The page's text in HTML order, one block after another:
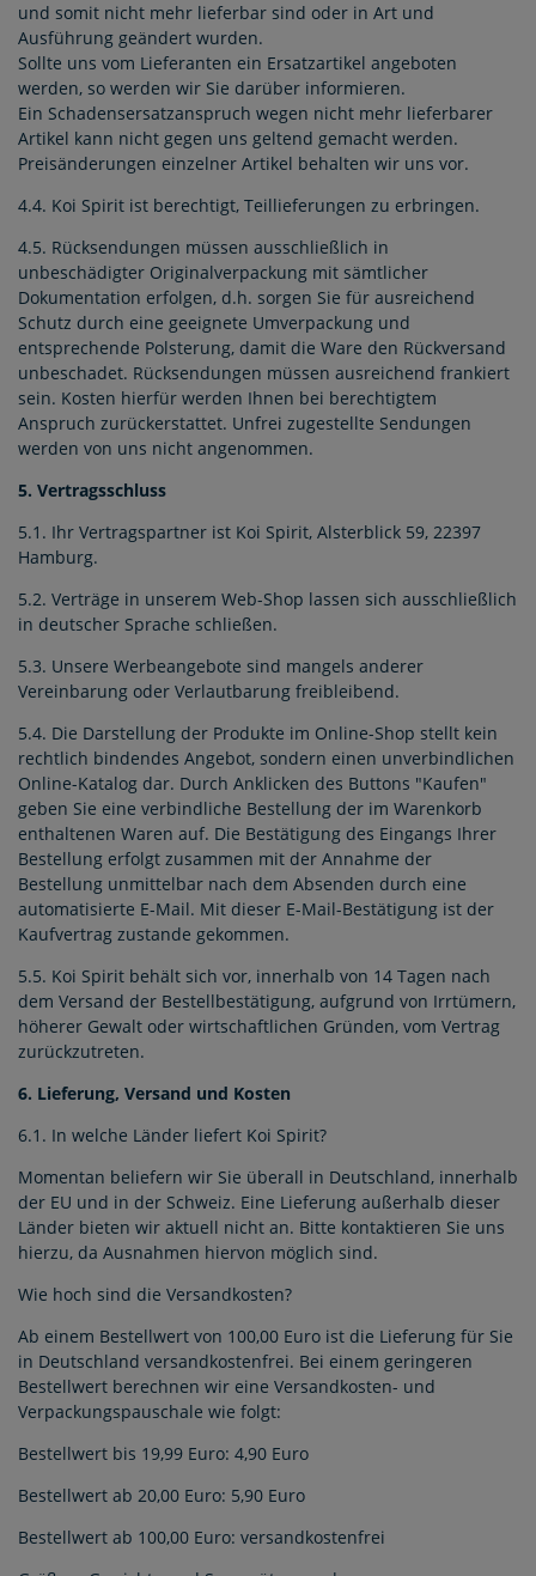
und somit nicht mehr lieferbar sind oder in Art und
Ausführung geändert wurden.
Sollte uns vom Lieferanten ein Ersatzartikel angeboten
werden, so werden wir Sie darüber informieren.
Ein Schadensersatzanspruch wegen nicht mehr lieferbarer
Artikel kann nicht gegen uns geltend gemacht werden.
Preisänderungen einzelner Artikel behalten wir uns vor.
4.4. Koi Spirit ist berechtigt, Teillieferungen zu erbringen.
4.5. Rücksendungen müssen ausschließlich in
unbeschädigter Originalverpackung mit sämtlicher
Dokumentation erfolgen, d.h. sorgen Sie für ausreichend
Schutz durch eine geeignete Umverpackung und
entsprechende Polsterung, damit die Ware den Rückversand
unbeschadet. Rücksendungen müssen ausreichend frankiert
sein. Kosten hierfür werden Ihnen bei berechtigtem
Anspruch zurückerstattet. Unfrei zugestellte Sendungen
werden von uns nicht angenommen.
5. Vertragsschluss
5.1. Ihr Vertragspartner ist Koi Spirit, Alsterblick 59, 22397
Hamburg.
5.2. Verträge in unserem Web-Shop lassen sich ausschließlich
in deutscher Sprache schließen.
5.3. Unsere Werbeangebote sind mangels anderer
Vereinbarung oder Verlautbarung freibleibend.
5.4. Die Darstellung der Produkte im Online-Shop stellt kein
rechtlich bindendes Angebot, sondern einen unverbindlichen
Online-Katalog dar. Durch Anklicken des Buttons "Kaufen"
geben Sie eine verbindliche Bestellung der im Warenkorb
enthaltenen Waren auf. Die Bestätigung des Eingangs Ihrer
Bestellung erfolgt zusammen mit der Annahme der
Bestellung unmittelbar nach dem Absenden durch eine
automatisierte E-Mail. Mit dieser E-Mail-Bestätigung ist der
Kaufvertrag zustande gekommen.
5.5. Koi Spirit behält sich vor, innerhalb von 14 Tagen nach
dem Versand der Bestellbestätigung, aufgrund von Irrtümern,
höherer Gewalt oder wirtschaftlichen Gründen, vom Vertrag
zurückzutreten.
6. Lieferung, Versand und Kosten
6.1. In welche Länder liefert Koi Spirit?
Momentan beliefern wir Sie überall in Deutschland, innerhalb
der EU und in der Schweiz. Eine Lieferung außerhalb dieser
Länder bieten wir aktuell nicht an. Bitte kontaktieren Sie uns
hierzu, da Ausnahmen hiervon möglich sind.
Wie hoch sind die Versandkosten?
Ab einem Bestellwert von 100,00 Euro ist die Lieferung für Sie
in Deutschland versandkostenfrei. Bei einem geringeren
Bestellwert berechnen wir eine Versandkosten- und
Verpackungspauschale wie folgt:
Bestellwert bis 19,99 Euro: 4,90 Euro
Bestellwert ab 20,00 Euro: 5,90 Euro
Bestellwert ab 100,00 Euro: versandkostenfrei